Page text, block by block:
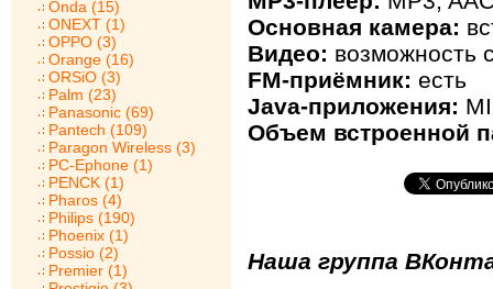
Onda (15)
ONEXT (1)
OPPO (3)
Orange (16)
ORSiO (3)
Palm (23)
Panasonic (69)
Pantech (109)
Paragon Wireless (3)
PC-Ephone (1)
PENCK (1)
Pharos (4)
Philips (190)
Phoenix (1)
Possio (2)
Premier (1)
Основная камера:
Видео: возможность
FM-приёмник: есть
Java-приложения:
Объем встроенной
Наша группа